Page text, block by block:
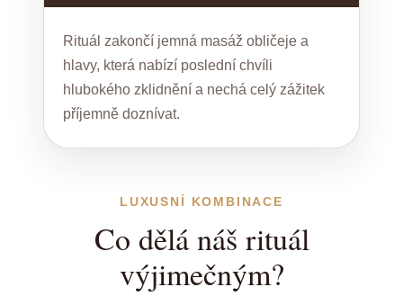
Rituál zakončí jemná masáž obličeje a
hlavy, která nabízí poslední chvíli
hlubokého zklidnění a nechá celý zážitek
příjemně doznívat.
LUXUSNÍ KOMBINACE
Co dělá náš rituál
výjimečným?